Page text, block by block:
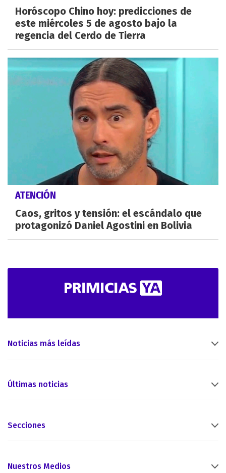
Horóscopo Chino hoy: predicciones de
este miércoles 5 de agosto bajo la
regencia del Cerdo de Tierra
ATENCIÓN
Caos, gritos y tensión: el escándalo que
protagonizó Daniel Agostini en Bolivia
Noticias más leídas
Últimas noticias
Secciones
Nuestros Medios